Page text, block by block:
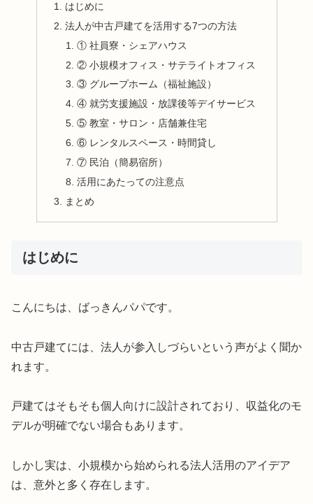
はじめに
法人が中古戸建てを活用する7つの方法
① 社員寮・シェアハウス
② 小規模オフィス・サテライトオフィス
③ グループホーム（福祉施設）
④ 就労支援施設・放課後等デイサービス
⑤ 教室・サロン・店舗兼住宅
⑥ レンタルスペース・時間貸し
⑦ 民泊（簡易宿所）
活用にあたっての注意点
まとめ
はじめに
こんにちは、ばっきんパパです。
中古戸建てには、法人が参入しづらいという声がよく聞か
れます。
戸建てはそもそも個人向けに設計されており、収益化のモ
デルが明確でない場合もあります。
しかし実は、小規模から始められる法人活用のアイデア
は、意外と多く存在します。